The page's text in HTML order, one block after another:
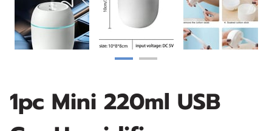
1pc Mini 220ml USB